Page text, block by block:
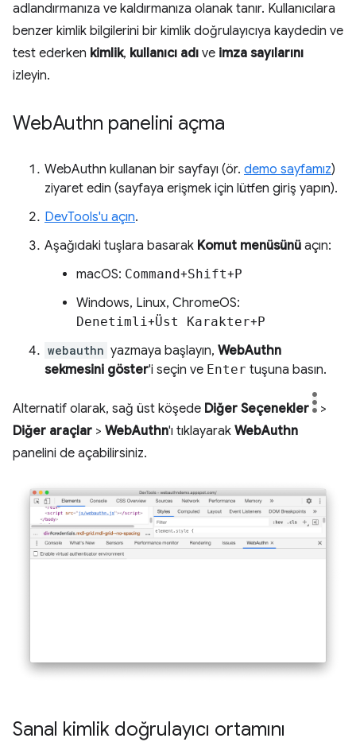
adlandırmanıza ve kaldırmanıza olanak tanır. Kullanıcılara
benzer kimlik bilgilerini bir kimlik doğrulayıcıya kaydedin ve
test ederken kimlik, kullanıcı adı ve imza sayılarını
izleyin.
WebAuthn panelini açma
WebAuthn kullanan bir sayfayı (ör. demo sayfamız)
ziyaret edin (sayfaya erişmek için lütfen giriş yapın).
DevTools'u açın.
Aşağıdaki tuşlara basarak Komut menüsünü açın:
macOS: Command+Shift+P
Windows, Linux, ChromeOS:
Denetimli+Üst Karakter+P
webauthn yazmaya başlayın, WebAuthn
sekmesini göster'i seçin ve Enter tuşuna basın.
Alternatif olarak, sağ üst köşede Diğer Seçenekler
>
Diğer araçlar > WebAuthn'ı tıklayarak WebAuthn
panelini de açabilirsiniz.
Sanal kimlik doğrulayıcı ortamını